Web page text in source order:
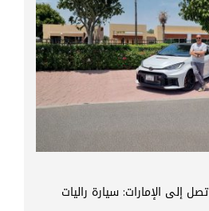
تويوتا GR Yaris 2026 تصل إلى الإمارات: سيارة راليات